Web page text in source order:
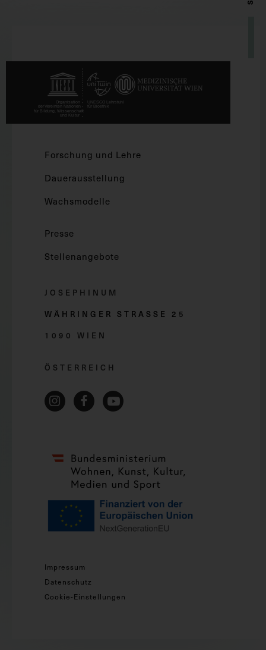
Forschung und Lehre
Dauerausstellung
Wachsmodelle
Presse
Stellenangebote
JOSEPHINUM
WÄHRINGER STRASSE 2 5
1090 WIEN
ÖSTERREICH
Impressum
Datenschutz
Cookie-Einstellungen